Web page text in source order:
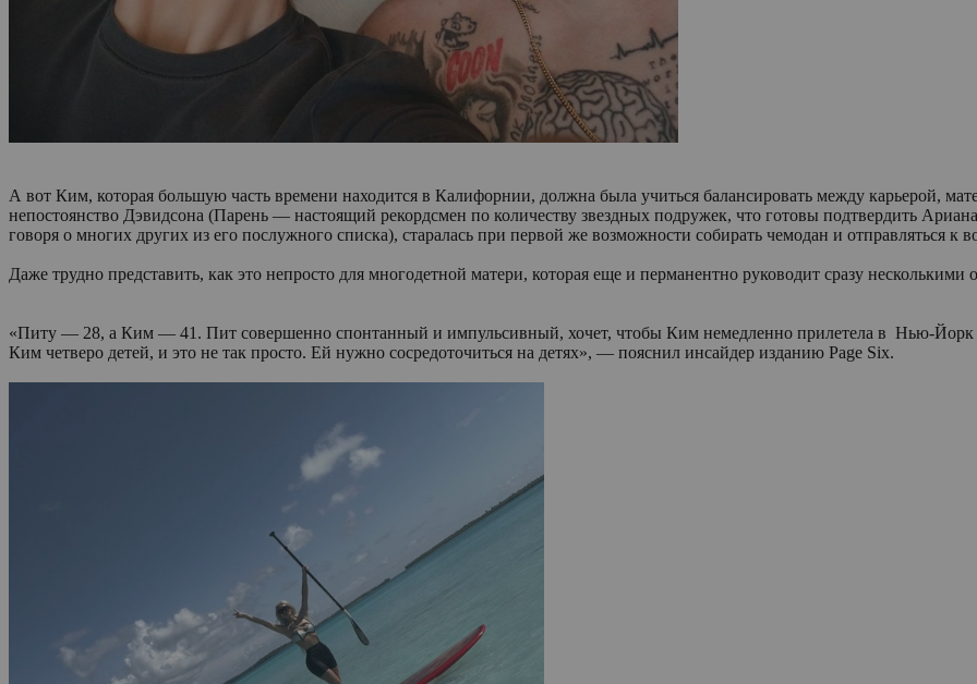
А вот Ким, которая большую часть времени находится в Калифорнии, должна была учиться балансировать между карьерой,
непостоянство Дэвидсона (Парень — настоящий рекордсмен по количеству звездных подружек, что готовы подтвердить
говоря о многих других из его послужного списка), старалась при первой же возможности собирать чемодан и отправляться к
Даже трудно представить, как это непросто для многодетной матери, которая еще и перманентно руководит сразу
«Питу — 28, а Ким — 41. Пит совершенно спонтанный и импульсивный, хочет, чтобы Ким немедленно прилетела в Нью-Йорк
Ким четверо детей, и это не так просто. Ей нужно сосредоточиться на детях», — пояснил инсайдер изданию Page Six.